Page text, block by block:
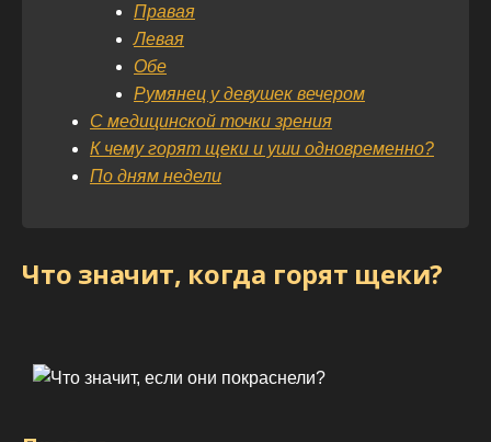
Правая
Левая
Обе
Румянец у девушек вечером
С медицинской точки зрения
К чему горят щеки и уши одновременно?
По дням недели
Что значит, когда горят щеки?